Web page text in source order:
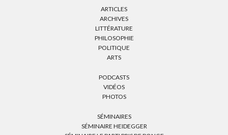
ARTICLES
ARCHIVES
LITTÉRATURE
PHILOSOPHIE
POLITIQUE
ARTS
PODCASTS
VIDÉOS
PHOTOS
SÉMINAIRES
SÉMINAIRE HEIDEGGER